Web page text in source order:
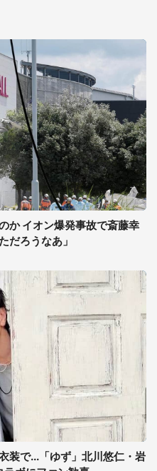
か イオン爆発事故で斎藤幸
だろうなあ」
装で...「ゆず」北川悠仁・岩